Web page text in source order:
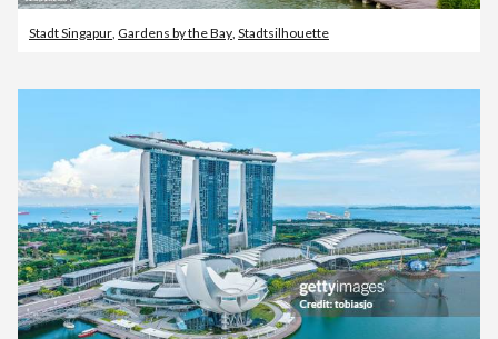
Stadt Singapur, Gardens by the Bay, Stadtsilhouette